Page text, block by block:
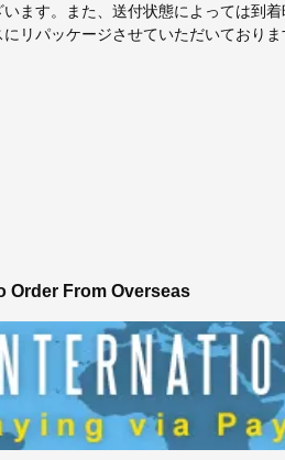
ます。また、送付状態によっては到
リパッケージさせていただいておりま
Order From Overseas